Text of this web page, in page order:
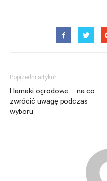
Poprzedni artykuł
Hamaki ogrodowe – na co
zwrócić uwagę podczas
wyboru